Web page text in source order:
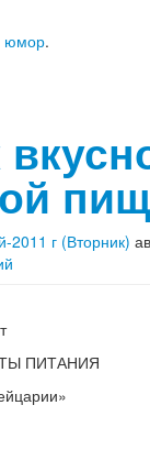
юмор.
2011 г (Вторник)
ПИТАНИЯ